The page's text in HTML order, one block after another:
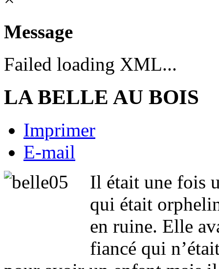
Message
Failed loading XML...
LA BELLE AU BOIS
Imprimer
E-mail
Il était une fois
qui était
en ruine. Elle
fiancé qui